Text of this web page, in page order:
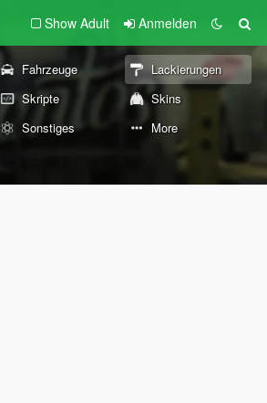
Show Adult Anmelden
Fahrzeuge
Lackierungen
Skripte
Skins
Sonstiges More